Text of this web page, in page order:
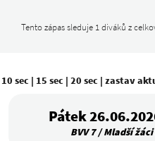
Tento zápas sleduje 1 diváků z
10 sec | 15 sec | 20 sec | zastav
Pátek
BVV 7 / Mladší